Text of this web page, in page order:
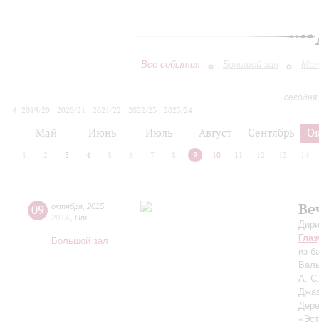
Все события Большой зал
2019/20
2020/21 2021/22 2022/23
2023/24
Май Июнь Июль Август Сентябрь
2 3 4 5 6 7 8 9 10 11 12 13 14
09 октября 2015
20:00 Пт
Большой зал
из
А.